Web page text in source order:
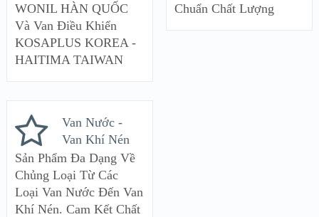
WONIL HÀN QUỐC
Và Van Điều Khiển
KOSAPLUS KOREA -
HAITIMA TAIWAN
Chuẩn Chất Lượng
Van Nước -
Van Khí Nén
Sản Phẩm Đa Dạng Về
Chủng Loại Từ Các
Loại Van Nước Đến Van
Khí Nén. Cam Kết Chất